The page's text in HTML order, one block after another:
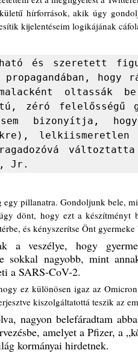
hírforrások, akik úgy
kijelentéseim logikájának
és szeretett
hogy
oltassák
zéró felelősségű
sem bizonyítja,
Jr.
pillanatra. Gondoljunk bele, mi
és kényszerítse Önt gyermeke
a veszélye, hogy
sokkal nagyobb, mint
a SARS-CoV-2.
kiszolgáltatottá teszik az
nagyon belefáradtam
amelyet a Pfizer, a
kormányai hirdetnek.